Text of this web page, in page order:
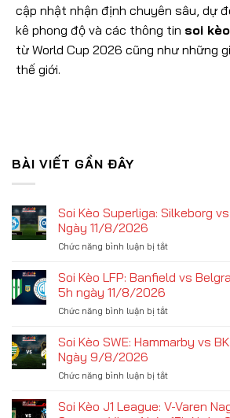
cập nhật nhận định chuyên sâu, dự
kê phong độ và các thông tin soi
từ World Cup 2026 cũng như những
thế giới.
BÀI VIẾT GẦN ĐÂY
Soi Kèo Superliga: Silkeborg
Ngày 11/8/2026
Chức năng bình luận bị tắtở
Kèo
Superliga:
vs
–
Ngày
Soi Kèo LFP: Banfield vs
5h ngày 11/8/2026
Chức năng bình luận bị tắtở
Kèo
LFP:
vs
–
Soi Kèo SWE: Hammarby vs
Ngày 9/8/2026
Chức năng bình luận bị tắtở
Kèo
SWE:
Soi Kèo J1 League: V-Varen